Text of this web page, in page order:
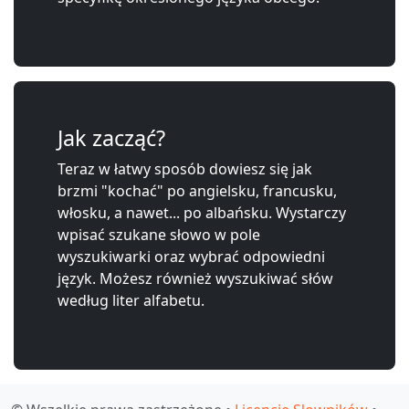
Jak zacząć?
Teraz w łatwy sposób dowiesz się jak
brzmi "kochać" po angielsku, francusku,
włosku, a nawet... po albańsku. Wystarczy
wpisać szukane słowo w pole
wyszukiwarki oraz wybrać odpowiedni
język. Możesz również wyszukiwać słów
według liter alfabetu.